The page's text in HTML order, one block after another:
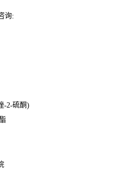
询:
-2-硫酮)